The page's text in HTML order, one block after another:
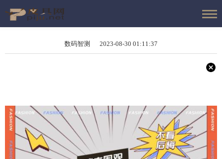
数码智测 2023-08-30 01:11:37